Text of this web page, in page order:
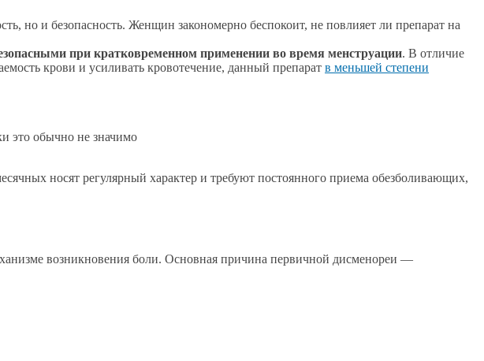
но и безопасность. Женщин закономерно беспокоит, не повлияет ли препарат на
при кратковременном применении во время менструации. В отличие
крови и усиливать кровотечение, данный препарат в меньшей степени
это обычно не значимо
носят регулярный характер и требуют постоянного приема обезболивающих,
возникновения боли. Основная причина первичной дисменореи —